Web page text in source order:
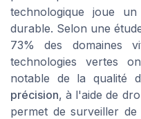
technologique joue
durable. Selon une
73% des domaines
technologies vertes
notable de la qualité
précision, à l'aide de
permet de surveiller